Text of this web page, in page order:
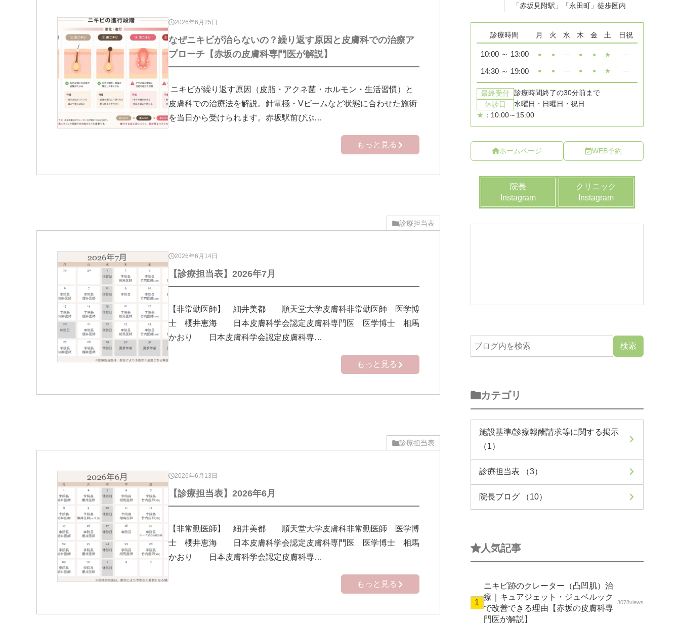
2026年6月25日
なぜニキビが治らないの？繰り返す原因と皮膚科での治療ア
プローチ【赤坂の皮膚科専門医が解説】
ニキビが繰り返す原因（皮脂・アクネ菌・ホルモン・生活習慣）と
皮膚科での治療法を解説。針電極・Vビームなど状態に合わせた施術
を当日から受けられます。赤坂駅前ぴぶ…
もっと見る
診療担当表
2026年6月14日
【診療担当表】2026年7月
【非常勤医師】 細井美都 順天堂大学皮膚科非常勤医師 医学博
士 櫻井恵海 日本皮膚科学会認定皮膚科専門医 医学博士 相馬
かおり 日本皮膚科学会認定皮膚科専…
もっと見る
診療担当表
2026年6月13日
【診療担当表】2026年6月
【非常勤医師】 細井美都 順天堂大学皮膚科非常勤医師 医学博
士 櫻井恵海 日本皮膚科学会認定皮膚科専門医 医学博士 相馬
かおり 日本皮膚科学会認定皮膚科専…
もっと見る
「赤坂見附駅」「永田町」徒歩圏内
ホームページ WEB予約
院長
Instagram
クリニック
Instagram
カテゴリ
施設基準/診療報酬請求等に関する掲示
（1）
診療担当表 （3）
院長ブログ （10）
人気記事
ニキビ跡のクレーター（凸凹肌）治
療｜キュアジェット・ジュベルック
で改善できる理由【赤坂の皮膚科専
門医が解説】
3078views